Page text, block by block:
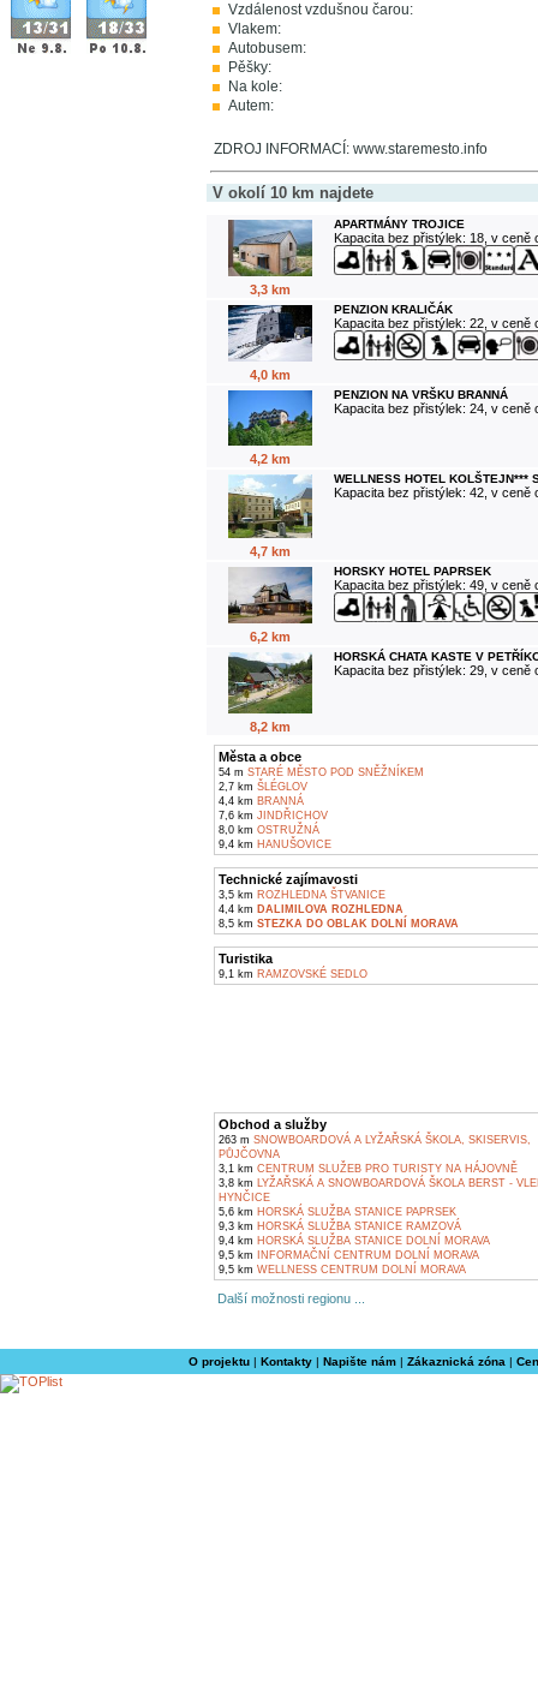
Vzdálenost vzdušnou čarou:
Vlakem:
Autobusem:
Pěšky:
Na kole:
Autem:
ZDROJ INFORMACÍ: www.staremesto.info
V okolí 10 km najdete
3,3 km
APARTMÁNY TROJICE
Kapacita bez přistýlek: 18, v ceně
4,0 km
PENZION KRALIČÁK
Kapacita bez přistýlek: 22, v ceně
4,2 km
PENZION NA VRŠKU BRANNÁ
Kapacita bez přistýlek: 24, v ceně
4,7 km
WELLNESS HOTEL KOLŠTEJN***
Kapacita bez přistýlek: 42, v ceně
6,2 km
HORSKY HOTEL PAPRSEK
Kapacita bez přistýlek: 49, v ceně
8,2 km
HORSKÁ CHATA KASTE V
Kapacita bez přistýlek: 29, v ceně
Města a obce
54 m STARÉ MĚSTO POD SNĚŽNÍKEM
2,7 km ŠLÉGLOV
4,4 km BRANNÁ
7,6 km JINDŘICHOV
8,0 km OSTRUŽNÁ
9,4 km HANUŠOVICE
Technické zajímavosti
3,5 km ROZHLEDNA ŠTVANICE
4,4 km DALIMILOVA ROZHLEDNA
8,5 km STEZKA DO OBLAK DOLNÍ MORAVA
Turistika
9,1 km RAMZOVSKÉ SEDLO
Obchod a služby
263 m SNOWBOARDOVÁ A LYŽAŘSKÁ ŠKOLA, SKISERVIS,
PŮJČOVNA
3,1 km CENTRUM SLUŽEB PRO TURISTY NA HÁJOVNĚ
3,8 km LYŽAŘSKÁ A SNOWBOARDOVÁ ŠKOLA BERST -
HYNČICE
5,6 km HORSKÁ SLUŽBA STANICE PAPRSEK
9,3 km HORSKÁ SLUŽBA STANICE RAMZOVÁ
9,4 km HORSKÁ SLUŽBA STANICE DOLNÍ MORAVA
9,5 km INFORMAČNÍ CENTRUM DOLNÍ MORAVA
9,5 km WELLNESS CENTRUM DOLNÍ MORAVA
Další možnosti regionu ...
O projektu| Kontakty| Napište nám| Zákaznická zóna |